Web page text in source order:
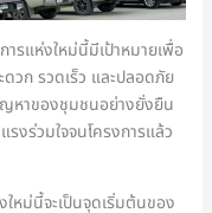
รแห่งใหม่นี้มีเป้าหมายเพื่อ
ดวก รวดเร็ว และปลอดภัย
หาของชุมชนอย่างยั่งยืน
ร่วมใจจนโครงการแล้ว
หม่นี้จะเป็นจุดเริ่มต้นของ